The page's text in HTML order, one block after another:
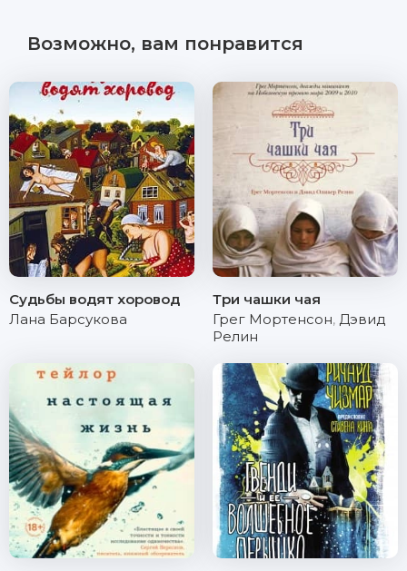
Возможно, вам понравится
Судьбы водят хоровод
Лана Барсукова
Три чашки чая
Грег Мортенсон, Дэвид
Релин